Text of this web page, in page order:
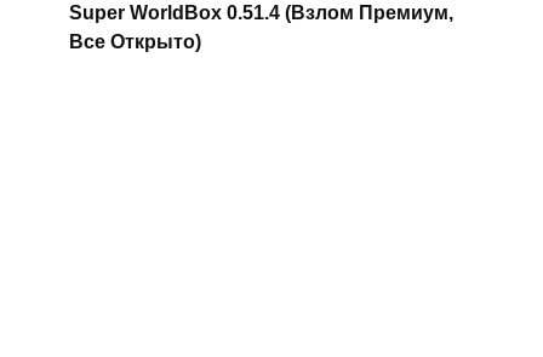
Super WorldBox 0.51.4 (Взлом Премиум,
Все Открыто)